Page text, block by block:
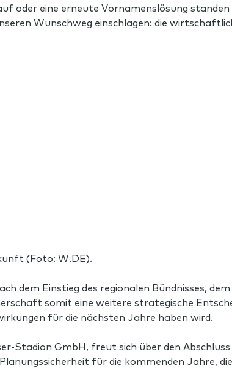
oder eine erneute Vornamenslösung
Wunschweg einschlagen: die
(Foto: W.DE).
dem Einstieg des regionalen Bündnisses,
somit eine weitere strategische
für die nächsten Jahre haben wird.
Stadion GmbH, freut sich über den
für die kommenden Jahre,